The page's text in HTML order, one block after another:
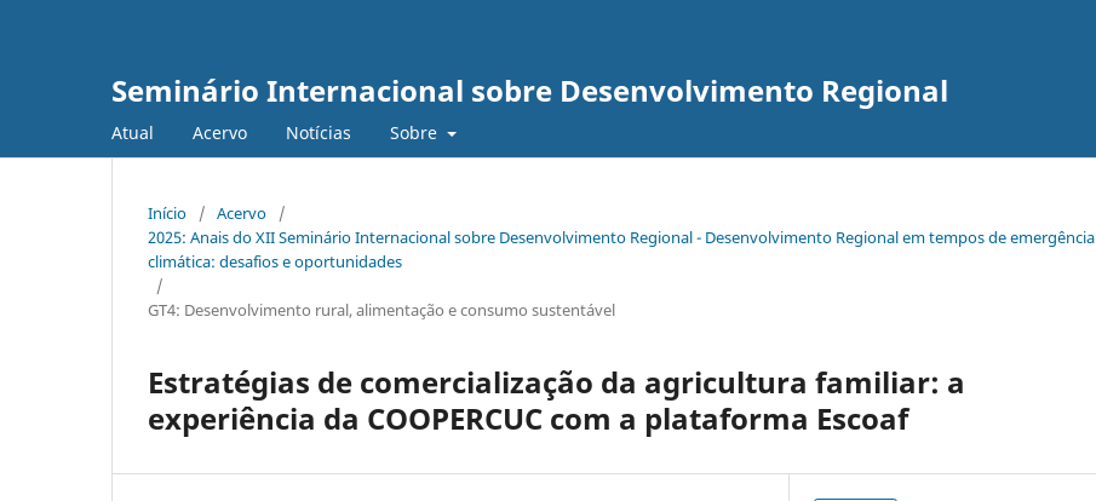
Seminário Internacional sobre Desenvolvimento Regional
Atual Acervo Notícias Sobre
Início / Acervo
/
2025: Anais do XII Seminário Internacional sobre Desenvolvimento Regional - Desenvolvimento Regional em tempos de emergência
climática: desafios e oportunidades
/
GT4: Desenvolvimento rural, alimentação e consumo sustentável
Estratégias de comercialização da agricultura familiar: a
experiência da COOPERCUC com a plataforma Escoaf